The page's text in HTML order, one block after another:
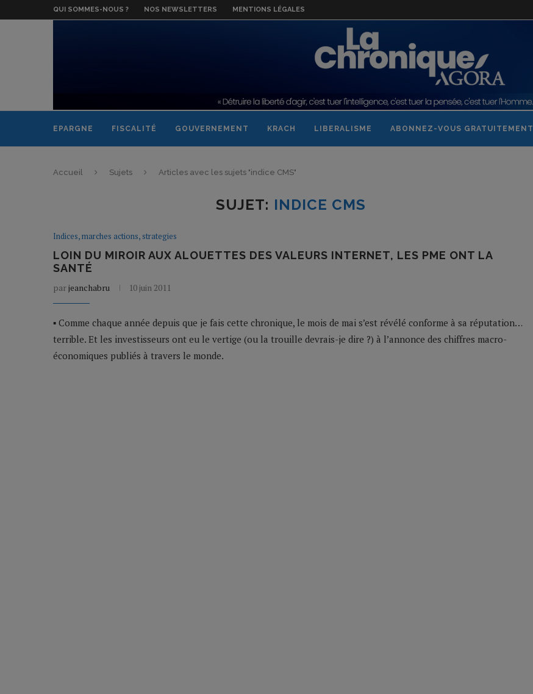
QUI SOMMES-NOUS ? NOS NEWSLETTERS MENTIONS LÉGALES
EPARGNE FISCALITÉ GOUVERNEMENT KRACH LIBERALISME ABONNEZ-VOUS GRATUITEMENT
Accueil Sujets Articles avec les sujets "indice CMS"
SUJET: INDICE CMS
Indices, marches actions, strategies
LOIN DU MIROIR AUX ALOUETTES DES VALEURS INTERNET, LES PME ONT LA
SANTÉ
parjeanchabru 10 juin 2011
▪ Comme chaque année depuis que je fais cette chronique, le mois de mai s’est révélé conforme à sa réputation…
terrible. Et les investisseurs ont eu le vertige (ou la trouille devrais-je dire ?) à l’annonce des chiffres macro-
économiques publiés à travers le monde.